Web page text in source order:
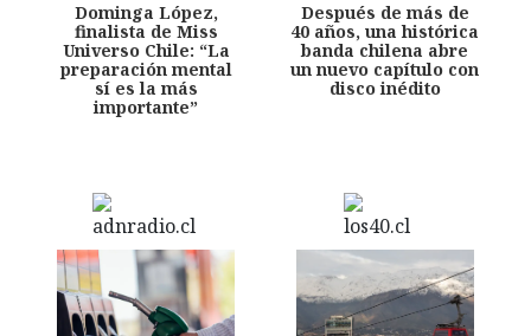
Dominga López,
finalista de Miss
Universo Chile: “La
preparación mental
sí es la más
importante”
Después de más de
40 años, una histórica
banda chilena abre
un nuevo capítulo con
disco inédito